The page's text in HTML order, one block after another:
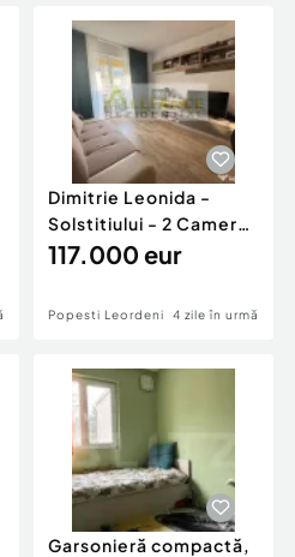
profesionale
Dimitrie Leonida -
Solstitiului - 2 Camere
- Mobilat si U...
117.000 eur
Popesti Leordeni 4 zile în urmă
Garsonieră compactă,